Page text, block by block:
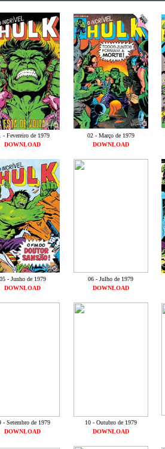
- Fevereiro de 1979 02 - Março de 1979
DOWNLOAD
DOWNLOAD
- Junho de 1979 06 - Julho de 1979
DOWNLOAD
DOWNLOAD
- Setembro de 1979 10 - Outubro de 1979
DOWNLOAD
DOWNLOAD